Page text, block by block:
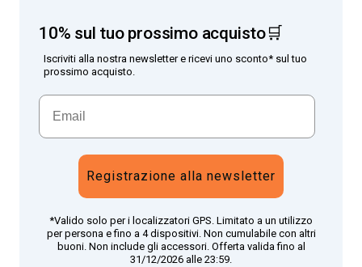
10% sul tuo prossimo acquisto🛒
Iscriviti alla nostra newsletter e ricevi uno sconto* sul tuo
prossimo acquisto.
Registrazione alla newsletter
*Valido solo per i localizzatori GPS. Limitato a un utilizzo
per persona e fino a 4 dispositivi. Non cumulabile con altri
buoni. Non include gli accessori. Offerta valida fino al
31/12/2026 alle 23:59.